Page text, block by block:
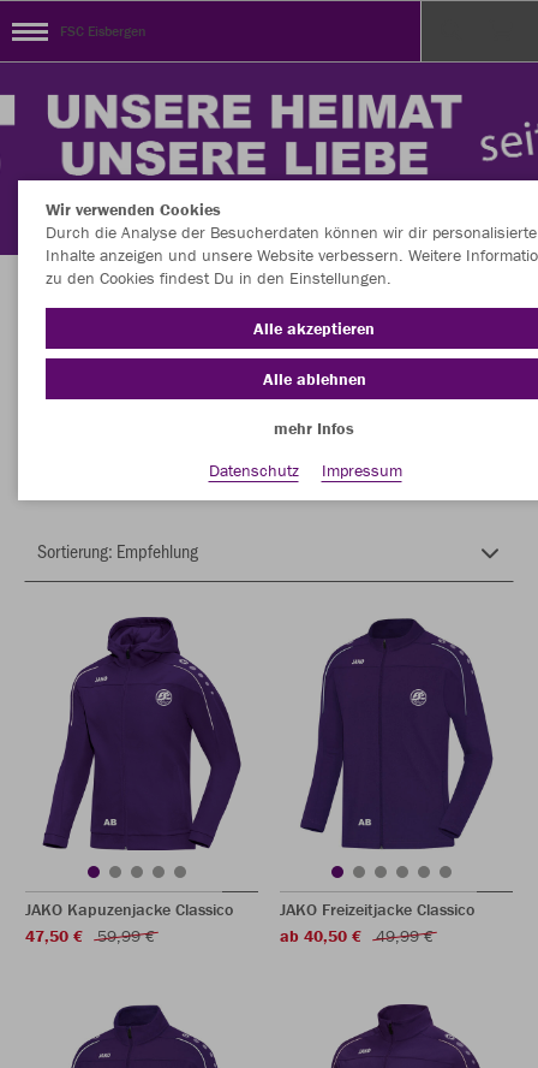
FSC Eisbergen
HERZLICH WILLKOMMEN im offiziellen JAKO
TEAMSHOP des FSC Eisbergen e.V. 1948
Farbe
JAKO Kapuzenjacke Classico
47,50 €
59,99 €
JAKO Freizeitjacke Classico
ab 40,50 €
49,99 €
Wir verwenden Cookies
Durch die Analyse der Besucherdaten können wir dir personalisierte
Inhalte anzeigen und unsere Website verbessern. Weitere
zu den Cookies findest Du in den Einstellungen.
Alle akzeptieren
Alle ablehnen
mehr Infos
Datenschutz
Impressum